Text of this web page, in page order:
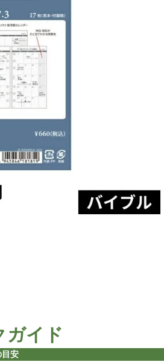
ガイド
目安